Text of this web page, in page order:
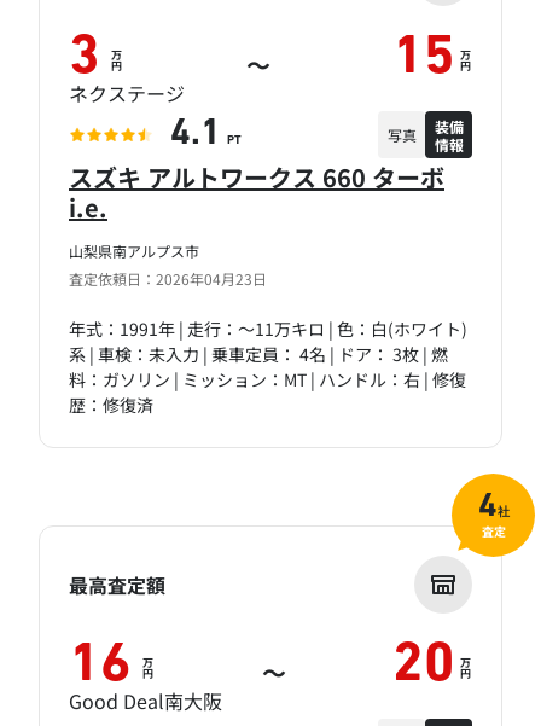
山梨県南アルプス市
査定依頼日：2026年04月23日
スズキ アルトワークス 660 ターボ
i.e.
年式：1991年 | 走行：～11万キロ | 色：白(ホワイト)
系 | 車検：未入力 | 乗車定員： 4名 | ドア： 3枚 | 燃
料：ガソリン | ミッション：MT | ハンドル：右 | 修復
歴：修復済
3 万
円 ～ 15 万
円
ネクステージ
4.1 PT 写真
装備
情報
最高査定額
16 万
円 ～ 20 万
円
Good Deal南大阪
4社
査定